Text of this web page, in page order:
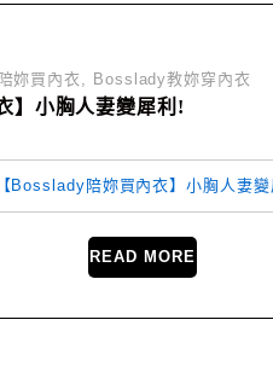
妳買內衣 , Bosslady教妳穿內衣
】小胸人妻變犀利!
READ MORE